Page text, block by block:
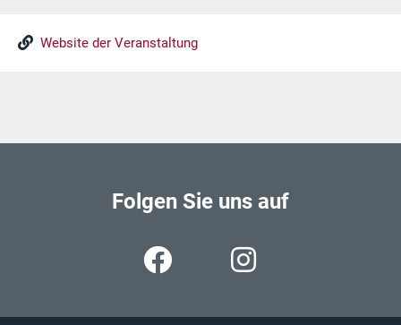
Website der Veranstaltung
Folgen Sie uns auf